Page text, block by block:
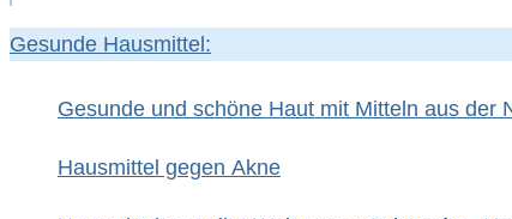
Gesunde Hausmittel:
Gesunde und schöne Haut mit Mitteln aus der
Hausmittel gegen Akne